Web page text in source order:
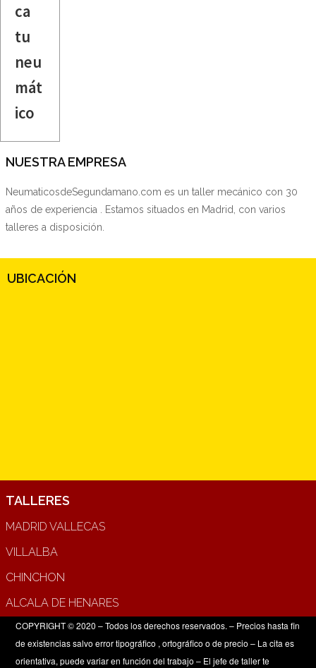
ca
tu
neu
mát
ico
NUESTRA EMPRESA
NeumaticosdeSegundamano.com es un taller mecánico con 30
años de experiencia . Estamos situados en Madrid, con varios
talleres a disposición.
UBICACIÓN
TALLERES
MADRID VALLECAS
VILLALBA
CHINCHON
ALCALA DE HENARES
COPYRIGHT © 2020 – Todos los derechos reservados. – Precios hasta fin
de existencias salvo error tipográfico , ortográfico o de precio – La cita es
orientativa, puede variar en función del trabajo – El jefe de taller te